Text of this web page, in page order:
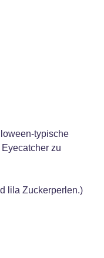
typische
zu
lila Zuckerperlen.)